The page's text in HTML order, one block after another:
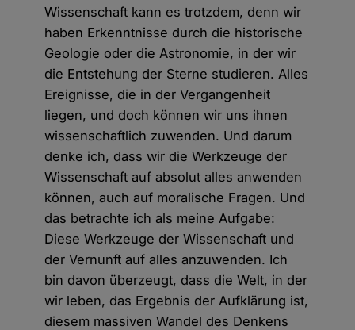
Wissenschaft kann es trotzdem, denn wir
haben Erkenntnisse durch die historische
Geologie oder die Astronomie, in der wir
die Entstehung der Sterne studieren. Alles
Ereignisse, die in der Vergangenheit
liegen, und doch können wir uns ihnen
wissenschaftlich zuwenden. Und darum
denke ich, dass wir die Werkzeuge der
Wissenschaft auf absolut alles anwenden
können, auch auf moralische Fragen. Und
das betrachte ich als meine Aufgabe:
Diese Werkzeuge der Wissenschaft und
der Vernunft auf alles anzuwenden. Ich
bin davon überzeugt, dass die Welt, in der
wir leben, das Ergebnis der Aufklärung ist,
diesem massiven Wandel des Denkens